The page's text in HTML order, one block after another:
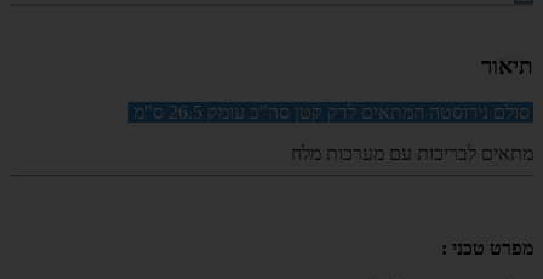
תיאור
סולם נירוסטה המתאים לדק קטן סה"כ עומק 26.5 ס"מ
מתאים לבריכות עם מערכות מלח
מפרט טכני :